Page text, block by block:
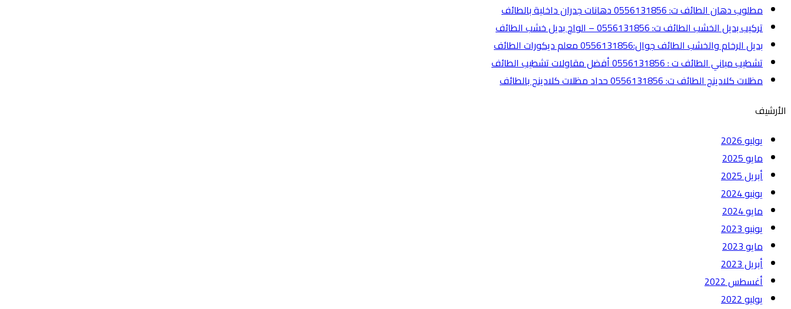
مطلوب دهان الطائف ت: 0556131856 دهانات جدران داخلية بالطائف
تركيب بديل الخشب الطائف ت: 0556131856 – الواح بديل خشب الطائف
بديل الرخام والخشب الطائف جوال:0556131856 معلم ديكورات الطائف
تشطيب مباني الطائف ت : 0556131856 أفضل مقاولات تشطيب الطائف
مظلات كلادينج الطائف ت: 0556131856 حداد مظلات كلادينج بالطائف
الأرشيف
يوليو 2026
مايو 2025
أبريل 2025
يونيو 2024
مايو 2024
يونيو 2023
مايو 2023
أبريل 2023
أغسطس 2022
يوليو 2022